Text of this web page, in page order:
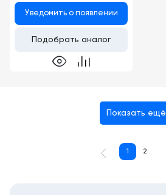
Уведомить о появлении
Подобрать аналог
Показать ещё
1 2